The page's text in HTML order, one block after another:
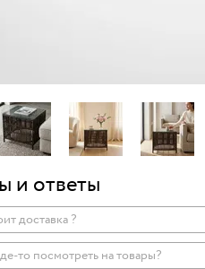
и ответы
доставка ?
то посмотреть на товары?